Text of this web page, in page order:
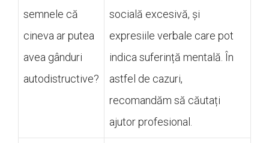
semnele că
cineva ar putea
avea gânduri
autodistructive?
socială excesivă, și
expresiile verbale care pot
indica suferință mentală. În
astfel de cazuri,
recomandăm să căutați
ajutor profesional.